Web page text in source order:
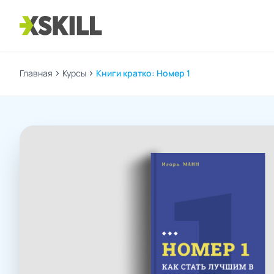
Главная chevron_right Курсы chevron_right Книги кратко: Номер 1